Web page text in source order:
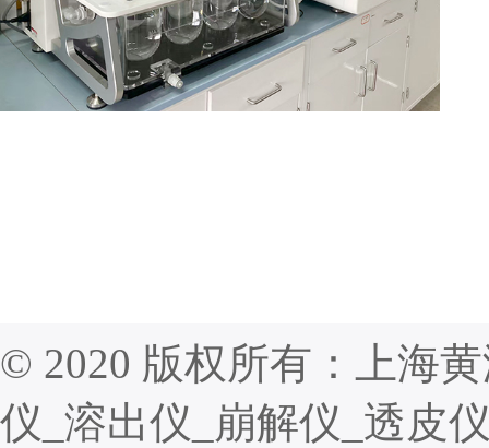
© 2020 版权所有：上海
仪_溶出仪_崩解仪_透皮